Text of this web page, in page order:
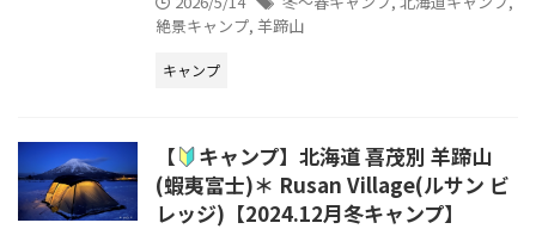
絶景キャンプ, 羊蹄山
キャンプ
【
キャンプ】北海道 喜茂別 羊蹄山
(蝦夷富士)＊ Rusan Village(ルサン ビ
レッジ)【2024.12月冬キャンプ】